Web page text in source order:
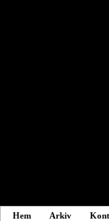
Hem Arkiv